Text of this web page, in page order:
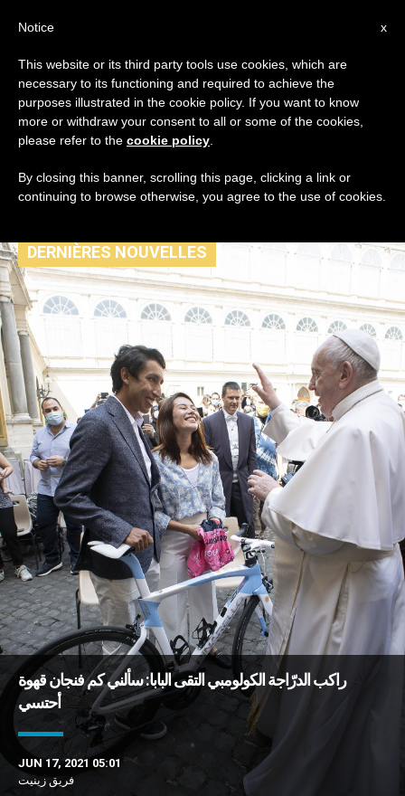
TAG
Posts Tagged ‘طواف
فرنسا 2019’
DERNIÈRES NOUVELLES
راكب الدرّاجة الكولومبي التقى البابا: سألني كم فنجان قهوة
أحتسي
JUN 17, 2021 05:01
فريق زينيت
x
Notice
This website or its third party tools use cookies, which are
necessary to its functioning and required to achieve the
purposes illustrated in the cookie policy. If you want to know
more or withdraw your consent to all or some of the cookies,
please refer to the cookie policy
By closing this banner, scrolling this page, clicking a link or
continuing to browse otherwise, you agree to the use of cookies.